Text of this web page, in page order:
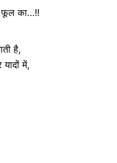
फूल का…!!
है,
में,